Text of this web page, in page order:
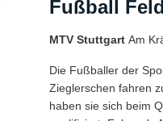
Fußball
MTV StuttgartAm
Die Fußballer der
Zieglerschen fahren
haben sie sich beim